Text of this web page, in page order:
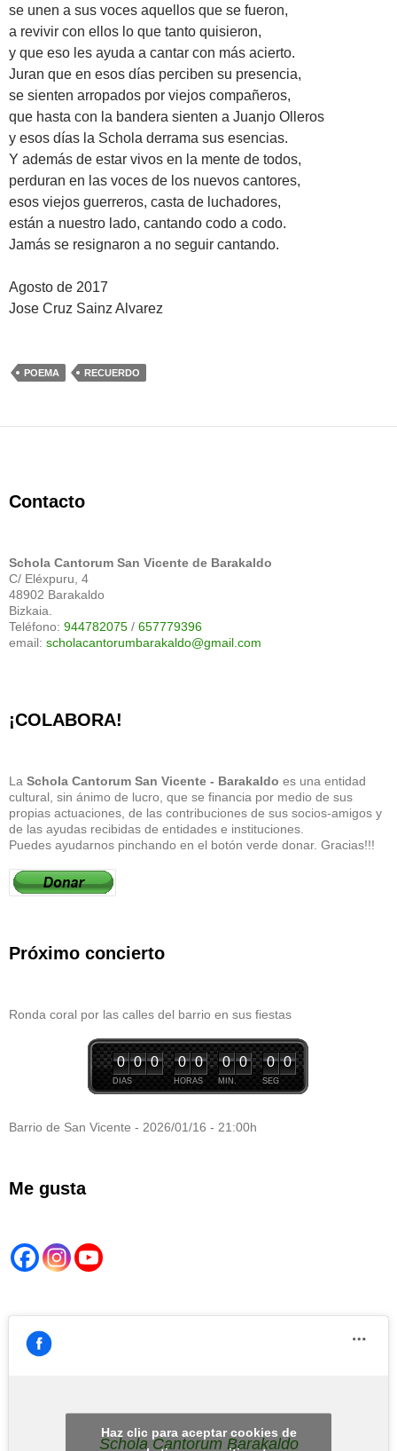
se unen a sus voces aquellos que se fueron,
a revivir con ellos lo que tanto quisieron,
y que eso les ayuda a cantar con más acierto.
Juran que en esos días perciben su presencia,
se sienten arropados por viejos compañeros,
que hasta con la bandera sienten a Juanjo Olleros
y esos días la Schola derrama sus esencias.
Y además de estar vivos en la mente de todos,
perduran en las voces de los nuevos cantores,
esos viejos guerreros, casta de luchadores,
están a nuestro lado, cantando codo a codo.
Jamás se resignaron a no seguir cantando.
Agosto de 2017
Jose Cruz Sainz Alvarez
POEMA RECUERDO
Contacto
Schola Cantorum San Vicente de Barakaldo
C/ Eléxpuru, 4
48902 Barakaldo
Bizkaia.
Teléfono: 944782075 / 657779396
email: scholacantorumbarakaldo@gmail.com
¡COLABORA!
La Schola Cantorum San Vicente - Barakaldo es una entidad
cultural, sin ánimo de lucro, que se financia por medio de sus
propias actuaciones, de las contribuciones de sus socios-amigos y
de las ayudas recibidas de entidades e instituciones.
Puedes ayudarnos pinchando en el botón verde donar. Gracias!!!
Próximo concierto
Ronda coral por las calles del barrio en sus fiestas
DIAS
0 0 0
HORAS
0 0
MIN.
0 0
SEG
0 0
Barrio de San Vicente - 2026/01/16 - 21:00h
Me gusta
Schola Cantorum Barakaldo
Haz clic para aceptar cookies de